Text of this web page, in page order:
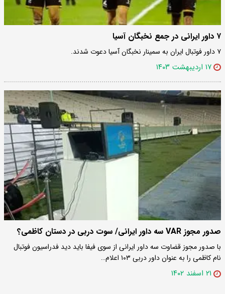
۷ داور ایرانی در جمع نخبگان آسیا
۷ داور فوتبال ایران به سمینار نخبگان آسیا دعوت شدند.
۱۷ اردیبهشت ۱۴۰۳
صدور مجوز VAR سه داور ایرانی/ سوت دربی در دستان کاظمی؟
با صدور مجوز قضاوت سه داور ایرانی از سوی فیفا باید دید فدراسیون فوتبال
نام کاظمی را به عنوان داور دربی ۱۰۳ اعلام…
۲۱ اسفند ۱۴۰۲